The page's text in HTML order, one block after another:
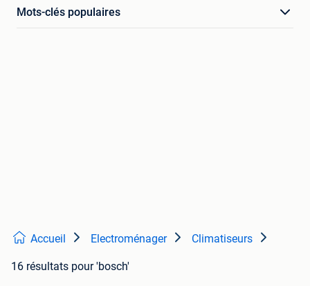
Mots-clés populaires
Accueil Electroménager Climatiseurs
16 résultats pour 'bosch'